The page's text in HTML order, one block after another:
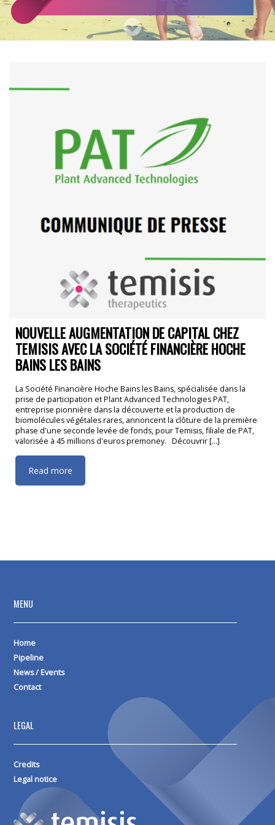
NOUVELLE AUGMENTATION DE CAPITAL CHEZ
TEMISIS AVEC LA SOCIÉTÉ FINANCIÈRE HOCHE
BAINS LES BAINS
La Société Financière Hoche Bains les Bains, spécialisée dans la
prise de participation et Plant Advanced Technologies PAT,
entreprise pionnière dans la découverte et la production de
biomolécules végétales rares, annoncent la clôture de la première
phase d'une seconde levée de fonds, pour Temisis, filiale de PAT,
valorisée à 45 millions d'euros premoney. Découvrir [...]
Read more
MENU
Home
Pipeline
News / Events
Contact
LEGAL
Credits
Legal notice